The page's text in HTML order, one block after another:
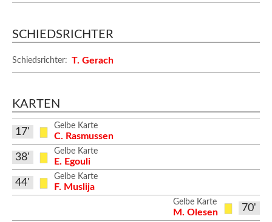
SCHIEDSRICHTER
Schiedsrichter: T. Gerach
KARTEN
Gelbe Karte
C. Rasmussen
17'
Gelbe Karte
E. Egouli
38'
Gelbe Karte
F. Muslija
44'
70'
Gelbe Karte
M. Olesen